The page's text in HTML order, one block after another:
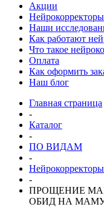
Акции
Нейрокорректоры
Наши
Как работают
Что такое
Оплата
Как оформить
Наш блог
Главная страница
-
Каталог
-
ПО ВИДАМ
-
-
ПРОЩЕНИЕ
ОБИД НА МАМУ